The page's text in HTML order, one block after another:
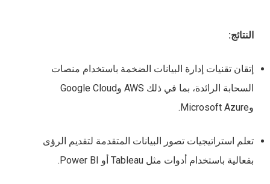
النتائج:
إتقان تقنيات إدارة البيانات الضخمة باستخدام منصات
السحابة الرائدة، بما في ذلك AWS وGoogle Cloud
وMicrosoft Azure.
تعلم استراتيجيات تصور البيانات المتقدمة لتقديم الرؤى
بفعالية باستخدام أدوات مثل Tableau أو Power BI.